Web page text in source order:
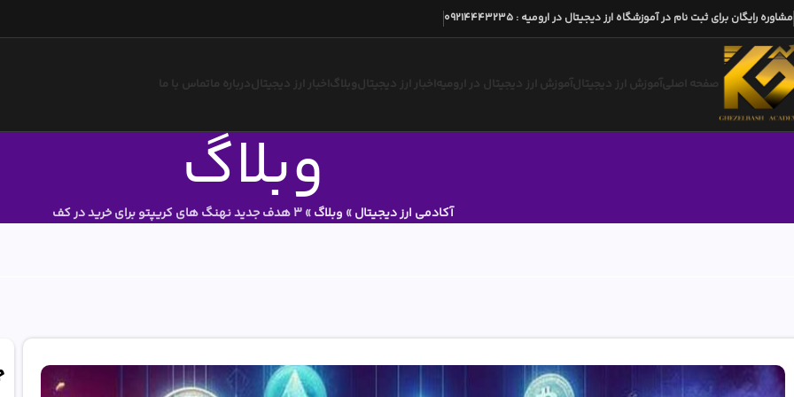
مشاوره رایگان برای ثبت نام در آموزشگاه ارز دیجیتال در ارومیه :
09214443235
صفحه اصلیآموزش ارز دیجیتالآموزش ارز دیجیتال در ارومیه اخبار ارز دیجیتالوبلاگ اخبار ارز دیجیتالدرباره ماتماس با ما
وبلاگ آکادمی ارز دیجیتال» وبلاگ»3 هدف جدید نهنگ های کریپتو برای خرید در کف